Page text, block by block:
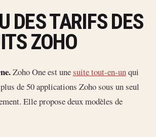
DES TARIFS DES
ZOHO
Zoho One est unesuite tout-en-unqui
de 50 applications Zoho sous un seul
Elle propose deux modèles de